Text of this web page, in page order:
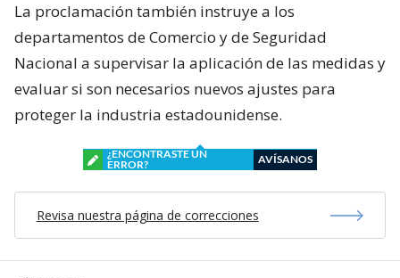
La proclamación también instruye a los
departamentos de Comercio y de Seguridad
Nacional a supervisar la aplicación de las medidas y
evaluar si son necesarios nuevos ajustes para
proteger la industria estadounidense.
¿ENCONTRASTE UN
ERROR?
AVÍSANOS
Revisa nuestra página de correcciones